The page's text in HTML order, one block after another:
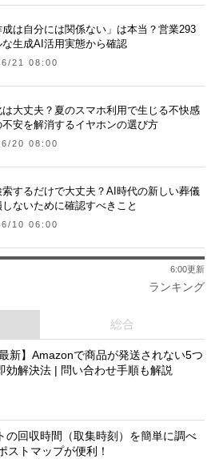
成は自分には関係ない」は本当？営業293
生成AI活用実態から確認
21 08:00
大丈夫？夏のスマホ利用で生じる不快感
安を解消するイヤホンの選び方
20 08:00
索するだけで大丈夫？AI時代の新しい葬儀
ないために確認すべきこと
10 06:00
ランキング
6:00更新
総合
最新】Amazonで商品が発送されない5つ
効解決法 | 問い合わせ手順も解説
の回収時間（取集時刻）を簡単に調べ
ストマップが便利！